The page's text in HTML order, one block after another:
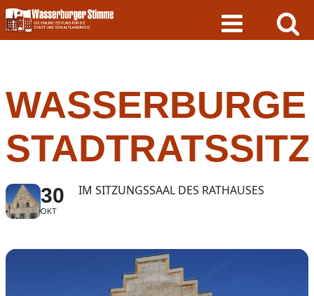
Skip
to
content
30
OKT
IM SITZUNGSSAAL DES RATHAUSES